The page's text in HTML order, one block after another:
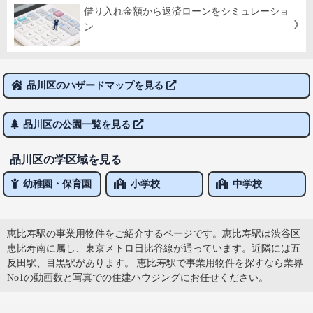
借り入れ金額から返済ローンをシミュレーショ
ン
品川区のハザードマップを見る
品川区の公園一覧を見る
品川区の学区域を見る
幼稚園・保育園 小学校 中学校
恵比寿駅の事業用物件をご紹介するページです。恵比寿駅は渋谷区
恵比寿南に属し、東京メトロ日比谷線が通っています。近隣には五
反田駅、目黒駅があります。 恵比寿駅で事業用物件を探すなら業界
No1の動画数と写真での住建ハウジングにお任せください。